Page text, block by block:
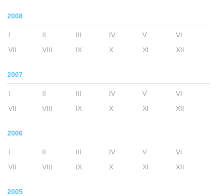
2008
I II III IV V
VI
VII
VIII IX X XI XII
2007
I II III IV V
VI
VII
VIII IX X XI XII
2006
I II III IV V
VI
VII
VIII IX X XI XII
2005